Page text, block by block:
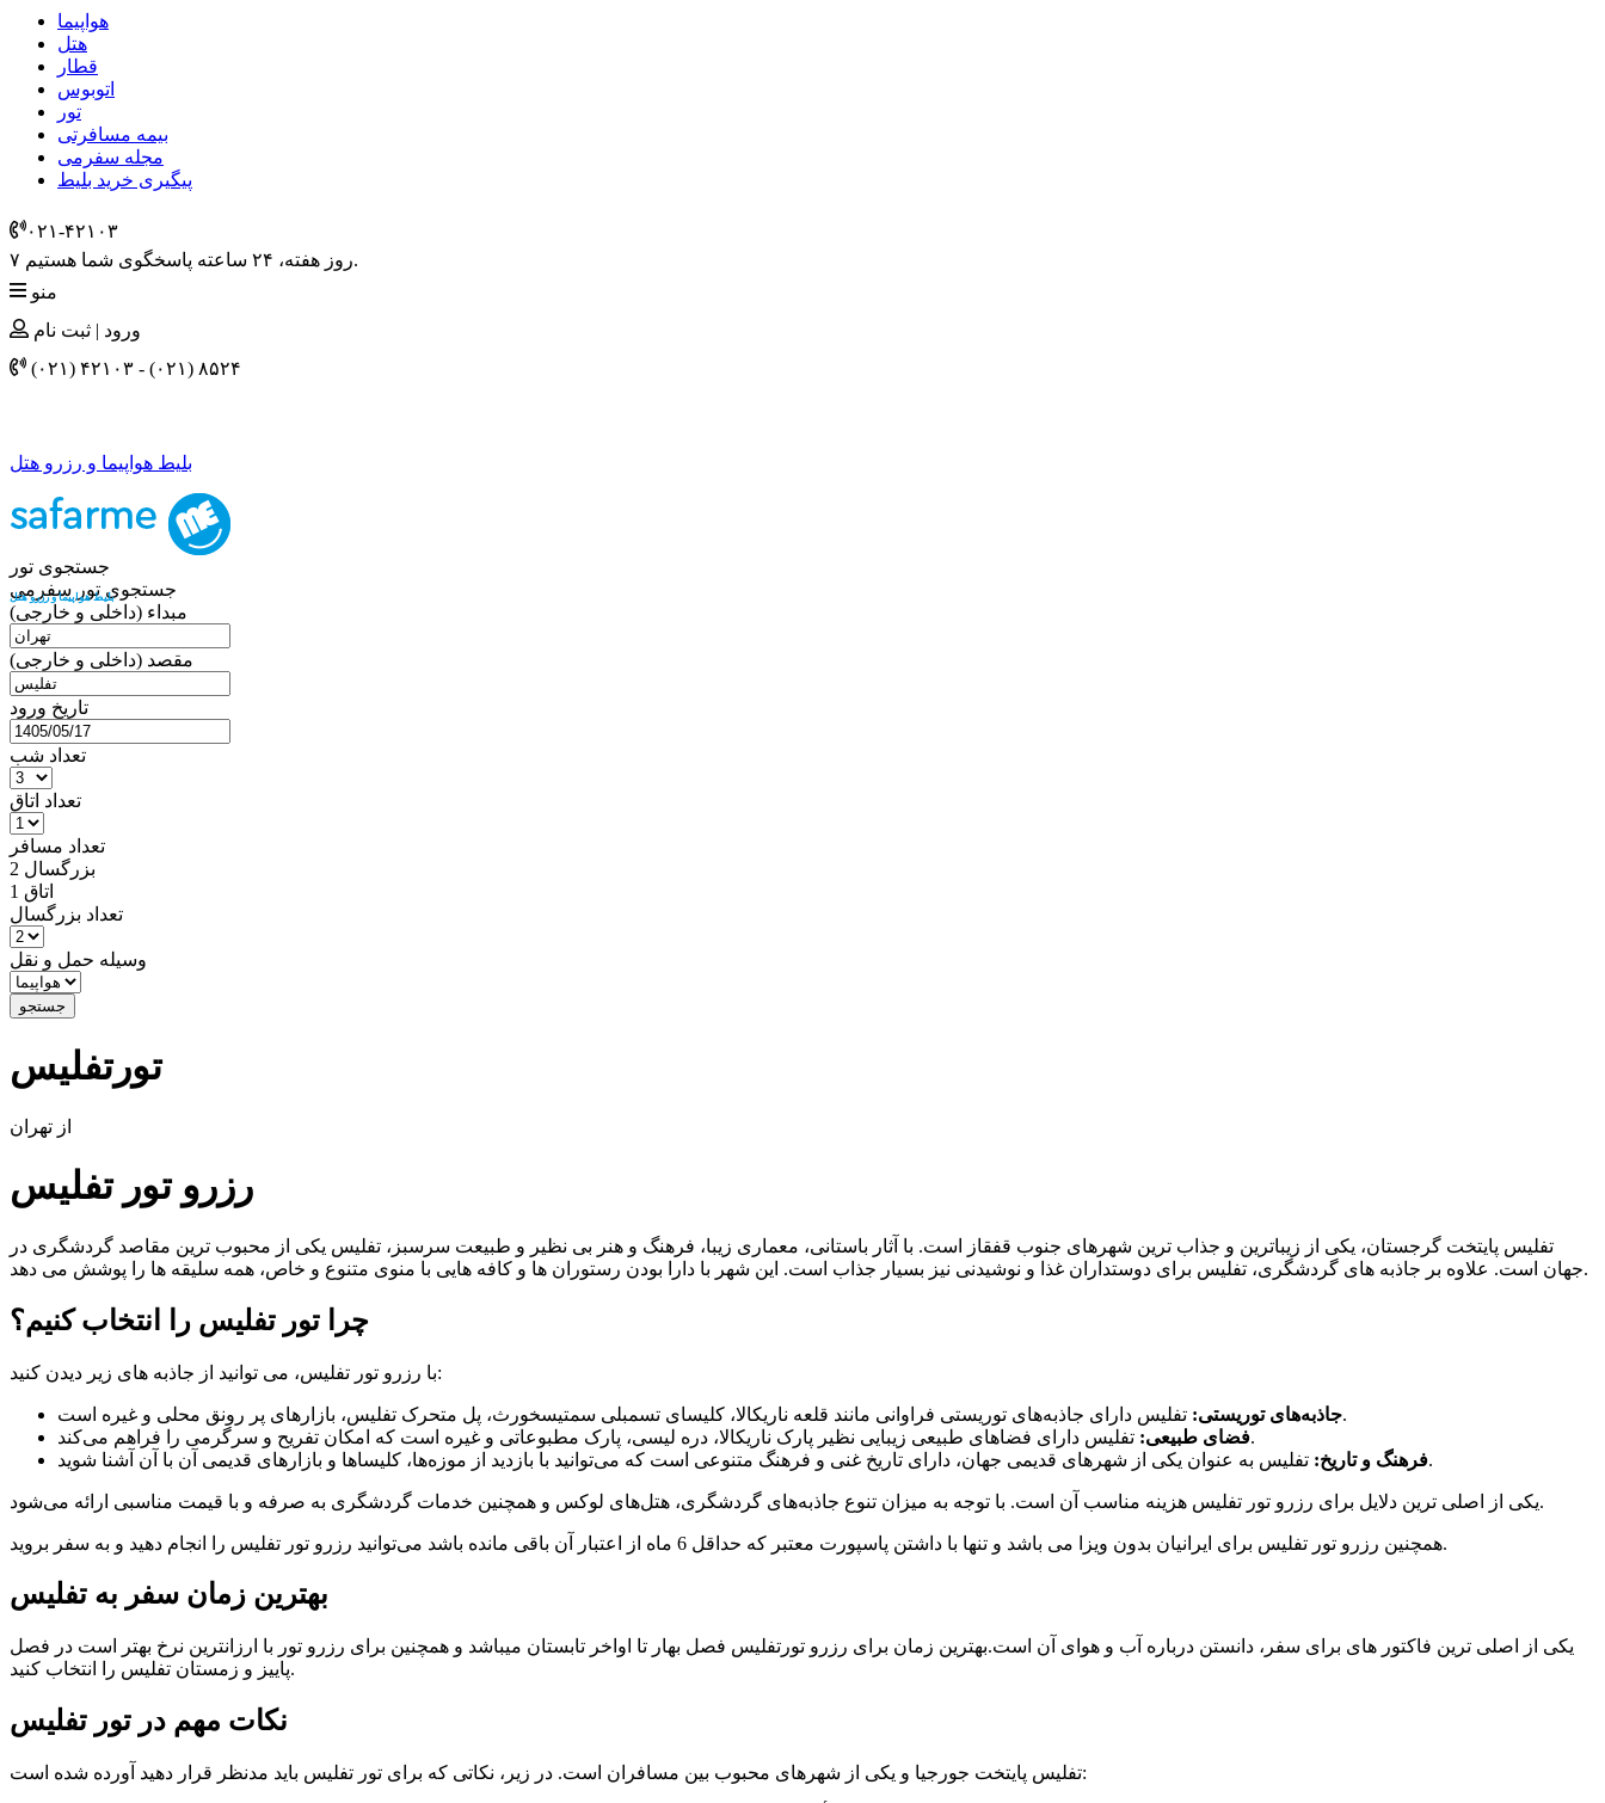
هواپیما
هتل
قطار
اتوبوس
تور
بیمه مسافرتی
مجله سفرمی
پیگیری خرید بلیط
۰۲۱-۴٢١٠٣
۷ روز هفته، ۲۴ ساعته پاسخگوی شما هستیم.
منو
ورود | ثبت نام
- (۰۲۱) ۸۵۲۴
بلیط هواپیما و رزرو هتل
بلیط هواپیما و رزرو هتل
جستجوی تور
جستجوی تور سفرمی
مبداء (داخلی و خارجی)
مقصد (داخلی و خارجی)
تاریخ ورود
تعداد شب
تعداد اتاق
تعداد مسافر
2 بزرگسال
اتاق 1
تعداد بزرگسال
وسیله حمل و نقل
جستجو
تورتفلیس
از تهران
رزرو تور تفلیس
تفلیس پایتخت گرجستان، یکی از زیباترین و جذاب ترین شهرهای جنوب قفقاز است. با آثار باستانی، معماری زیبا، فرهنگ و هنر بی نظیر و طبیعت سرسبز، تفلیس یکی از محبوب ترین مقاصد گردشگری در
جهان است. علاوه بر جاذبه های گردشگری، تفلیس برای دوستداران غذا و نوشیدنی نیز بسیار جذاب است. این شهر با دارا بودن رستوران ها و کافه هایی با منوی متنوع و خاص، همه سلیقه ها را پوشش می دهد.
چرا تور تفلیس را انتخاب کنیم؟
با رزرو تور تفلیس، می توانید از جاذبه های زیر دیدن کنید:
جاذبه‌های توریستی:تفلیس دارای جاذبه‌های توریستی فراوانی مانند قلعه ناریکالا، کلیسای تسمبلی سمتیسخورث، پل متحرک تفلیس، بازارهای پر رونق محلی و غیره است.
فضای طبیعی:تفلیس دارای فضاهای طبیعی زیبایی نظیر پارک ناریکالا، دره لیسی، پارک مطبوعاتی و غیره است که امکان تفریح و سرگرمی را فراهم می‌کند.
فرهنگ و تاریخ:تفلیس به عنوان یکی از شهرهای قدیمی جهان، دارای تاریخ غنی و فرهنگ متنوعی است که می‌توانید با بازدید از موزه‌ها، کلیساها و بازارهای قدیمی آن با آن آشنا شوید.
یکی از اصلی ترین دلایل برای رزرو تور تفلیس هزینه مناسب آن است. با توجه به میزان تنوع جاذبه‌های گردشگری، هتل‌های لوکس و همچنین خدمات گردشگری به صرفه و با قیمت مناسبی ارائه می‌شود.
همچنین رزرو تور تفلیس برای ایرانیان بدون ویزا می باشد و تنها با داشتن پاسپورت معتبر که حداقل 6 ماه از اعتبار آن باقی مانده باشد می‌توانید رزرو تور تفلیس را انجام دهید و به سفر بروید.
بهترین زمان سفر به تفلیس
یکی از اصلی ترین فاکتور های برای سفر، دانستن درباره آب و هوای آن است.بهترین زمان برای رزرو تورتفلیس فصل بهار تا اواخر تابستان میباشد و همچنین برای رزرو تور با ارزانترین نرخ بهتر است در فصل
پاییز و زمستان تفلیس را انتخاب کنید.
نکات مهم در تور تفلیس
تفلیس پایتخت جورجیا و یکی از شهرهای محبوب بین مسافران است. در زیر، نکاتی که برای تور تفلیس باید مدنظر قرار دهید آورده شده است: